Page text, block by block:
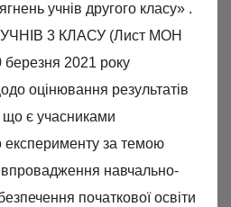
учнів другого класу» .
3 КЛАСУ (Лист МОН
2021 року
оцінювання результатів
що є учасниками
експерименту за темою
навчально-
початкової освіти